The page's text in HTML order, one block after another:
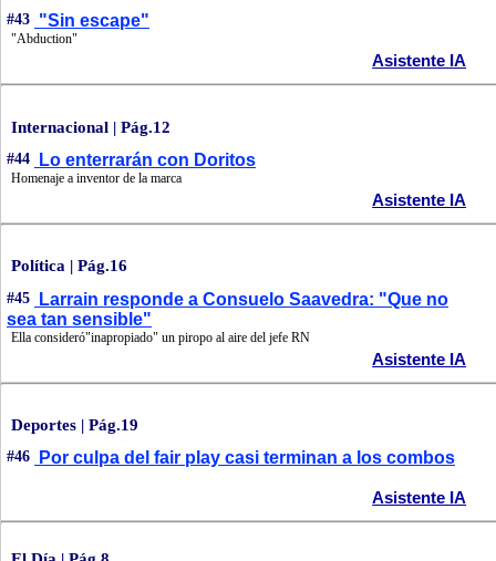
#43 "Sin escape"
"Abduction"
Asistente IA
Internacional | Pág.12
#44 Lo enterrarán con Doritos
Homenaje a inventor de la marca
Asistente IA
Política | Pág.16
#45
Larrain responde a Consuelo Saavedra: "Que no
sea tan sensible"
Ella consideró"inapropiado" un piropo al aire del jefe RN
Asistente IA
Deportes | Pág.19
#46 Por culpa del fair play casi terminan a los combos
Asistente IA